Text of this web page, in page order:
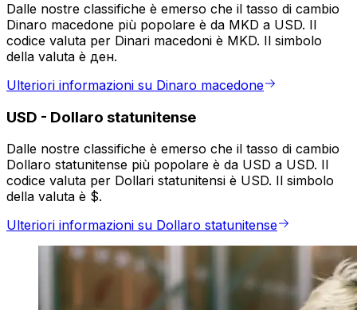
Dalle nostre classifiche è emerso che il tasso di cambio
Dinaro macedone più popolare è da MKD a USD. Il
codice valuta per Dinari macedoni è MKD. Il simbolo
della valuta è ден.
Ulteriori informazioni su Dinaro macedone
USD - Dollaro statunitense
Dalle nostre classifiche è emerso che il tasso di cambio
Dollaro statunitense più popolare è da USD a USD. Il
codice valuta per Dollari statunitensi è USD. Il simbolo
della valuta è $.
Ulteriori informazioni su Dollaro statunitense